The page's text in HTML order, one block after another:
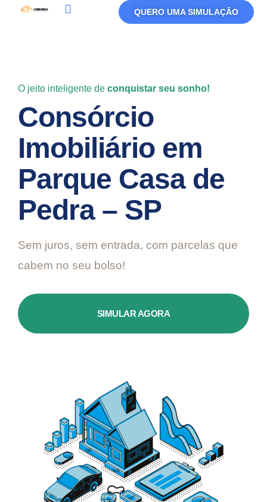
QUERO UMA SIMULAÇÃO
O jeito inteligente de conquistar seu sonho!
Consórcio
Imobiliário em
Parque Casa de
Pedra – SP
Sem juros, sem entrada, com parcelas que
cabem no seu bolso!
SIMULAR AGORA